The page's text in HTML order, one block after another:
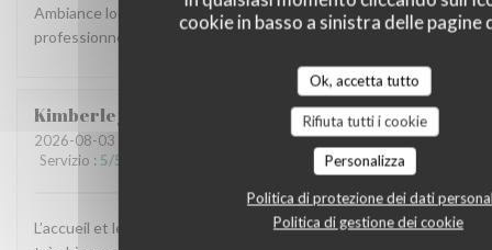
cookie in basso a sinistra delle pagine
Ok, accetta tutto
Rifiuta tutti i cookie
Personalizza
Politica di protezione dei dati
Politica di gestione dei cookie
Ambiance locale et raffinée, accueil agréable et service
professionnel, carte originale et mets goûteux. Parfait.
Kimberley
2026-08-03
Servizio : 5/5 Qualità / Prezzo
L’accueil et le service chaleureux et impeccable, nous avons